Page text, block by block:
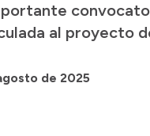
al proyecto
de 2025